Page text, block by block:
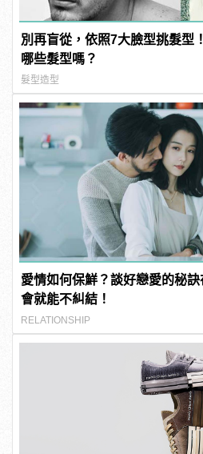
別再盲從，依照7大臉型挑髮型
哪些髮型嗎？
髮型造型
愛情如何保鮮？談好戀愛的秘
會就能不糾結！
RELATIONSHIP